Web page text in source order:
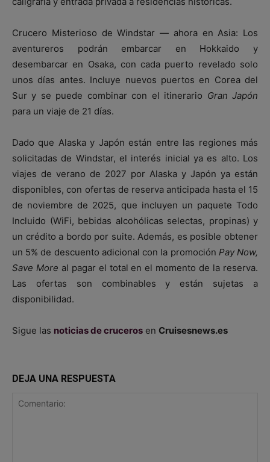
Crucero Misterioso de Windstar — ahora en Asia: Los
aventureros podrán embarcar en Hokkaido y
desembarcar en Osaka, con cada puerto revelado solo
unos días antes. Incluye nuevos puertos en Corea del
Sur y se puede combinar con el itinerario Gran Japón
para un viaje de 21 días.
Dado que Alaska y Japón están entre las regiones más
solicitadas de Windstar, el interés inicial ya es alto. Los
viajes de verano de 2027 por Alaska y Japón ya están
disponibles, con ofertas de reserva anticipada hasta el 15
de noviembre de 2025, que incluyen un paquete Todo
Incluido (WiFi, bebidas alcohólicas selectas, propinas) y
un crédito a bordo por suite. Además, es posible obtener
un 5% de descuento adicional con la promoción Pay Now,
Save More al pagar el total en el momento de la reserva.
Las ofertas son combinables y están sujetas a
disponibilidad.
Sigue las noticias de cruceros en Cruisesnews.es
DEJA UNA RESPUESTA